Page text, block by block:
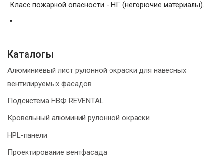
Класс пожарной опасности - НГ (негорючие материалы).
"
Каталогы
Алюминиевый лист рулонной окраски для навесных
вентилируемых фасадов
Подсистема НВФ REVENTAL
Кровельный алюминий рулонной окраски
HPL-панели
Проектирование вентфасада